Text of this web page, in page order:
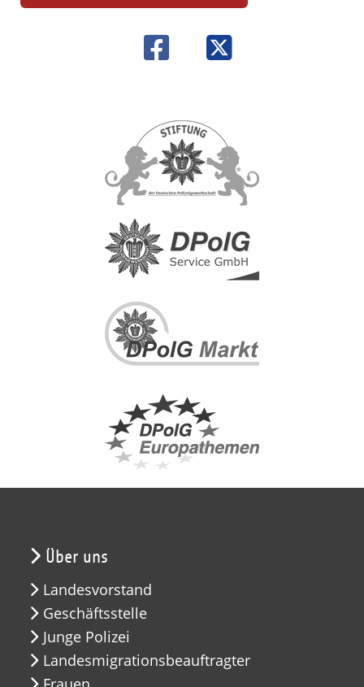
Über uns
Landesvorstand
Geschäftsstelle
Junge Polizei
Landesmigrationsbeauftragter